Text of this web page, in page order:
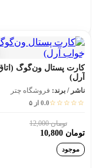
کارت پستال ون‌گوگ
آرل)
ناشر / برند: فروشگاه چتر
☆☆☆☆☆0.0 از ۵
تومان 12,000
تومان 10,800
موجود